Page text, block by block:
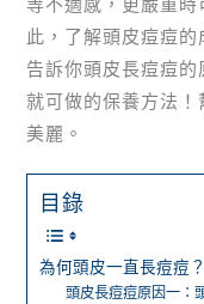
此，了解頭皮痘痘
告訴你頭皮長痘痘
就可做的保養方法
美麗。
目錄
為何頭皮一直長痘痘？
頭皮長痘痘原因一：